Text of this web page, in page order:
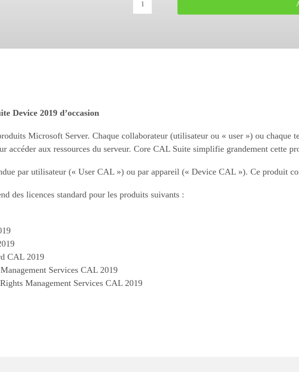
Enterprise
Device 2019 d’occasion
Microsoft Server. Chaque collaborateur (utilisateur ou « user ») ou chaque
accéder aux ressources du serveur. Core CAL Suite simplifie grandement cette
par utilisateur (« User CAL ») ou par appareil (« Device CAL »). Ce produit
des licences standard pour les produits suivants :
CAL 2019
Services CAL 2019
Management Services CAL 2019